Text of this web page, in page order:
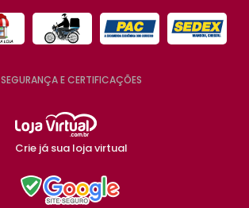
SEGURANÇA E CERTIFICAÇÕES
Crie já sua loja virtual